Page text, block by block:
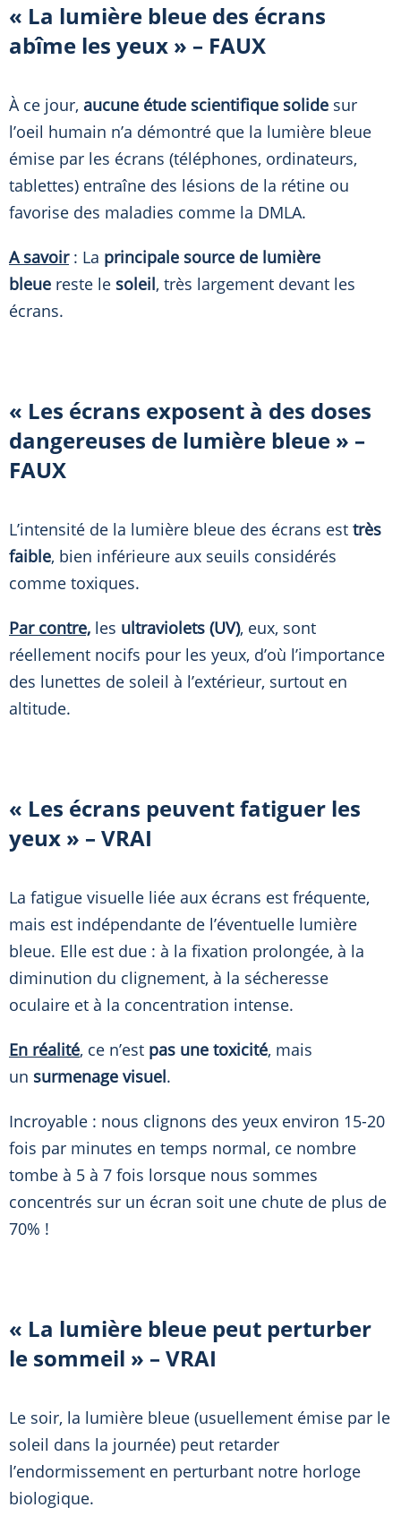
« La lumière bleue des écrans
abîme les yeux » – FAUX
À ce jour, aucune étude scientifique solide sur
l’oeil humain n’a démontré que la lumière bleue
émise par les écrans (téléphones, ordinateurs,
tablettes) entraîne des lésions de la rétine ou
favorise des maladies comme la DMLA.
A savoir: La principale source de lumière
bleue reste le soleil, très largement devant les
écrans.
« Les écrans exposent à des doses
dangereuses de lumière bleue » –
FAUX
L’intensité de la lumière bleue des écrans est très
faible, bien inférieure aux seuils considérés
comme toxiques.
Par contre, les ultraviolets (UV), eux, sont
réellement nocifs pour les yeux, d’où l’importance
des lunettes de soleil à l’extérieur, surtout en
altitude.
« Les écrans peuvent fatiguer les
yeux » – VRAI
La fatigue visuelle liée aux écrans est fréquente,
mais est indépendante de l’éventuelle lumière
bleue. Elle est due : à la fixation prolongée, à la
diminution du clignement, à la sécheresse
oculaire et à la concentration intense.
En réalité, ce n’est pas une toxicité, mais
un surmenage visuel.
Incroyable : nous clignons des yeux environ 15-20
fois par minutes en temps normal, ce nombre
tombe à 5 à 7 fois lorsque nous sommes
concentrés sur un écran soit une chute de plus de
70% !
« La lumière bleue peut perturber
le sommeil » – VRAI
Le soir, la lumière bleue (usuellement émise par le
soleil dans la journée) peut retarder
l’endormissement en perturbant notre horloge
biologique.